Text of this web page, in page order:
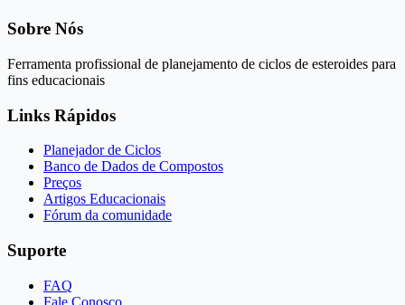
Sobre Nós
Ferramenta profissional de planejamento de ciclos de esteroides para
fins educacionais
Links Rápidos
Planejador de Ciclos
Banco de Dados de Compostos
Preços
Artigos Educacionais
Fórum da comunidade
Suporte
FAQ
Fale Conosco